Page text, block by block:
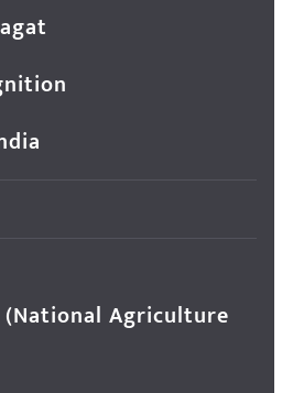
(National Agriculture